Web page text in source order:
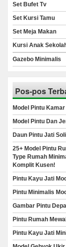
Set Bufet Tv
Set Kursi Tamu
Set Meja Makan
Kursi Anak
Gazebo Minimalis
Pos-pos
Model Pintu
Model Pintu Dan
Daun Pintu Jati
25+ Model Pintu
Type Rumah
Komplit Kusen!
Pintu Kayu Jati
Pintu Minimalis
Gambar Pintu
Pintu Rumah
Pintu Kayu Jati